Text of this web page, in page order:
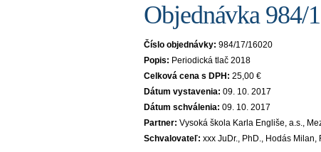
Objednávka 984/
Číslo objednávky: 984/17/16020
Popis: Periodická tlač 2018
Celková cena s DPH: 25,00 €
Dátum vystavenia: 09. 10. 2017
Dátum schválenia: 09. 10. 2017
Partner: Vysoká škola Karla Engliše, a.s.,
Schvalovateľ: xxx JuDr., PhD., Hodás